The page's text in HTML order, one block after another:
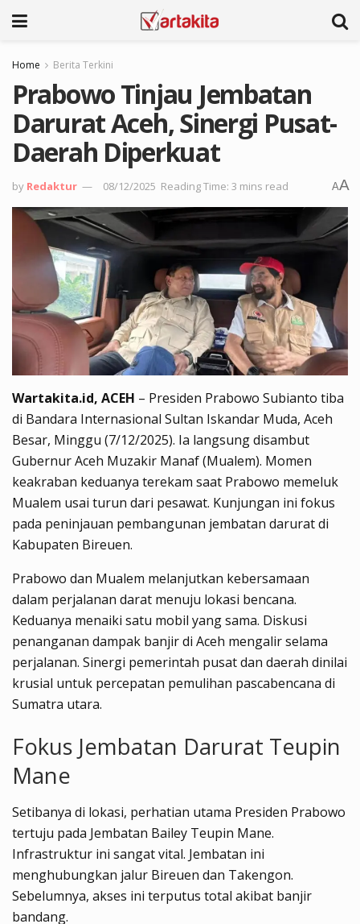
Home Berita Terkini
Prabowo Tinjau Jembatan
Darurat Aceh, Sinergi Pusat-
Daerah Diperkuat
by Redaktur 08/12/2025 Reading Time: 3 mins read AA
Wartakita.id, ACEH – Presiden Prabowo Subianto tiba
di Bandara Internasional Sultan Iskandar Muda, Aceh
Besar, Minggu (7/12/2025). Ia langsung disambut
Gubernur Aceh Muzakir Manaf (Mualem). Momen
keakraban keduanya terekam saat Prabowo memeluk
Mualem usai turun dari pesawat. Kunjungan ini fokus
pada peninjauan pembangunan jembatan darurat di
Kabupaten Bireuen.
Prabowo dan Mualem melanjutkan kebersamaan
dalam perjalanan darat menuju lokasi bencana.
Keduanya menaiki satu mobil yang sama. Diskusi
penanganan dampak banjir di Aceh mengalir selama
perjalanan. Sinergi pemerintah pusat dan daerah dinilai
krusial untuk percepatan pemulihan pascabencana di
Sumatra utara.
Fokus Jembatan Darurat Teupin
Mane
Setibanya di lokasi, perhatian utama Presiden Prabowo
tertuju pada Jembatan Bailey Teupin Mane.
Infrastruktur ini sangat vital. Jembatan ini
menghubungkan jalur Bireuen dan Takengon.
Sebelumnya, akses ini terputus total akibat banjir
bandang.